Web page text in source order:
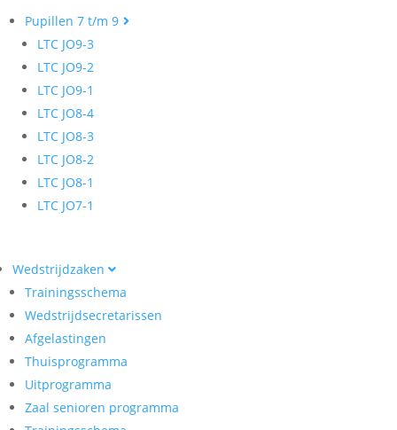
Pupillen 7 t/m 9
LTC JO9-3
LTC JO9-2
LTC JO9-1
LTC JO8-4
LTC JO8-3
LTC JO8-2
LTC JO8-1
LTC JO7-1
Wedstrijdzaken
Trainingsschema
Wedstrijdsecretarissen
Afgelastingen
Thuisprogramma
Uitprogramma
Zaal senioren programma